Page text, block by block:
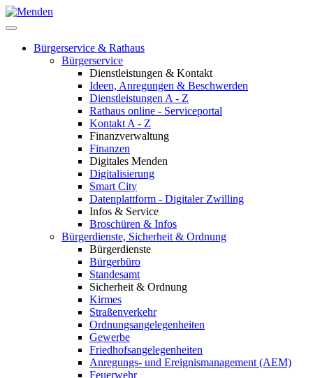
Bürgerservice & Rathaus
Bürgerservice
Dienstleistungen & Kontakt
Ideen, Anregungen & Beschwerden
Dienstleistungen A - Z
Rathaus online - Serviceportal
Kontakt A - Z
Finanzverwaltung
Finanzen
Digitales Menden
Digitalisierung
Smart City
Datenplattform - Digitaler Zwilling
Infos & Service
Broschüren & Infos
Bürgerdienste, Sicherheit & Ordnung
Bürgerdienste
Bürgerbüro
Standesamt
Sicherheit & Ordnung
Kirmes
Straßenverkehr
Ordnungsangelegenheiten
Gewerbe
Friedhofsangelegenheiten
Anregungs- und Ereignismanagement (AEM)
Feuerwehr